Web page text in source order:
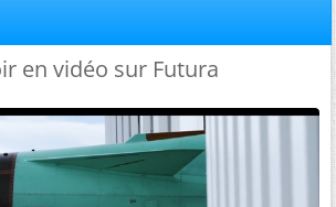
en vidéo sur Futura